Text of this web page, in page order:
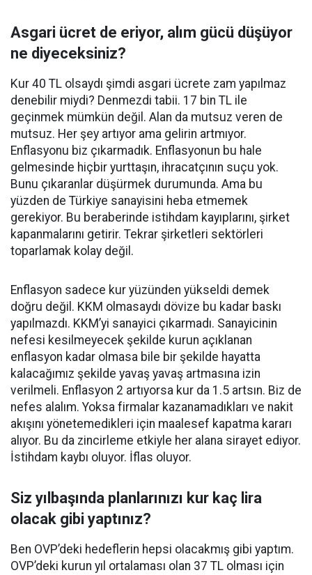
Asgari ücret de eriyor, alım gücü düşüyor
ne diyeceksiniz?
Kur 40 TL olsaydı şimdi asgari ücrete zam yapılmaz
denebilir miydi? Denmezdi tabii. 17 bin TL ile
geçinmek mümkün değil. Alan da mutsuz veren de
mutsuz. Her şey artıyor ama gelirin artmıyor.
Enflasyonu biz çıkarmadık. Enflasyonun bu hale
gelmesinde hiçbir yurttaşın, ihracatçının suçu yok.
Bunu çıkaranlar düşürmek durumunda. Ama bu
yüzden de Türkiye sanayisini heba etmemek
gerekiyor. Bu beraberinde istihdam kayıplarını, şirket
kapanmalarını getirir. Tekrar şirketleri sektörleri
toparlamak kolay değil.
Enflasyon sadece kur yüzünden yükseldi demek
doğru değil. KKM olmasaydı dövize bu kadar baskı
yapılmazdı. KKM’yi sanayici çıkarmadı. Sanayicinin
nefesi kesilmeyecek şekilde kurun açıklanan
enflasyon kadar olmasa bile bir şekilde hayatta
kalacağımız şekilde yavaş yavaş artmasına izin
verilmeli. Enflasyon 2 artıyorsa kur da 1.5 artsın. Biz de
nefes alalım. Yoksa firmalar kazanamadıkları ve nakit
akışını yönetemedikleri için maalesef kapatma kararı
alıyor. Bu da zincirleme etkiyle her alana sirayet ediyor.
İstihdam kaybı oluyor. İflas oluyor.
Siz yılbaşında planlarınızı kur kaç lira
olacak gibi yaptınız?
Ben OVP’deki hedeflerin hepsi olacakmış gibi yaptım.
OVP’deki kurun yıl ortalaması olan 37 TL olması için